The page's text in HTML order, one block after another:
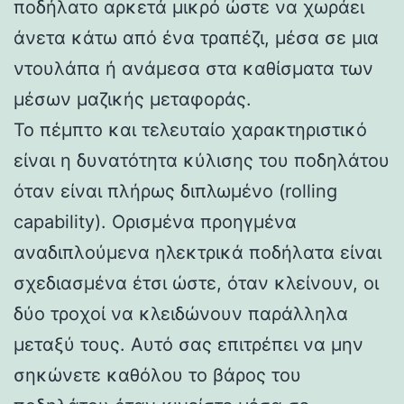
ποδήλατο αρκετά μικρό ώστε να χωράει
άνετα κάτω από ένα τραπέζι, μέσα σε μια
ντουλάπα ή ανάμεσα στα καθίσματα των
μέσων μαζικής μεταφοράς.
Το πέμπτο και τελευταίο χαρακτηριστικό
είναι η δυνατότητα κύλισης του ποδηλάτου
όταν είναι πλήρως διπλωμένο (rolling
capability). Ορισμένα προηγμένα
αναδιπλούμενα ηλεκτρικά ποδήλατα είναι
σχεδιασμένα έτσι ώστε, όταν κλείνουν, οι
δύο τροχοί να κλειδώνουν παράλληλα
μεταξύ τους. Αυτό σας επιτρέπει να μην
σηκώνετε καθόλου το βάρος του